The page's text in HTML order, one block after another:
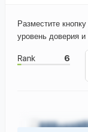
Разместите
уровень доверия